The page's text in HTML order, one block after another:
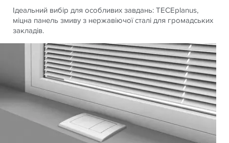
Ідеальний вибір для особливих завдань: TECEplanus,
міцна панель змиву з нержавіючої сталі для громадських
закладів.